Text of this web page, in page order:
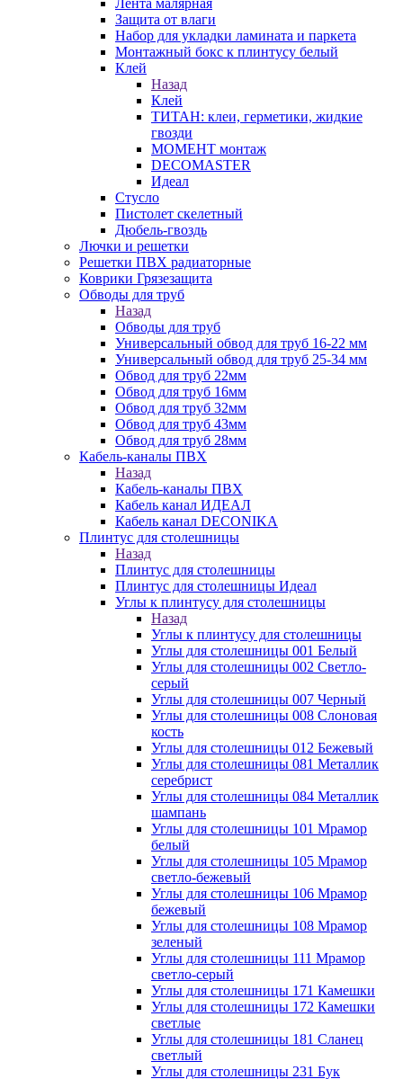
Лента малярная
Защита от влаги
Набор для укладки ламината и паркета
Монтажный бокс к плинтусу белый
Клей
Назад
Клей
ТИТАН: клеи, герметики, жидкие
гвозди
МОМЕНТ монтаж
DECOMASTER
Идеал
Стусло
Пистолет скелетный
Дюбель-гвоздь
Лючки и решетки
Решетки ПВХ радиаторные
Коврики Грязезащита
Обводы для труб
Назад
Обводы для труб
Универсальный обвод для труб 16-22 мм
Универсальный обвод для труб 25-34 мм
Обвод для труб 22мм
Обвод для труб 16мм
Обвод для труб 32мм
Обвод для труб 43мм
Обвод для труб 28мм
Кабель-каналы ПВХ
Назад
Кабель-каналы ПВХ
Кабель канал ИДЕАЛ
Кабель канал DECONIKA
Плинтус для столешницы
Назад
Плинтус для столешницы
Плинтус для столешницы Идеал
Углы к плинтусу для столешницы
Назад
Углы к плинтусу для столешницы
Углы для столешницы 001 Белый
Углы для столешницы 002 Светло-
серый
Углы для столешницы 007 Черный
Углы для столешницы 008 Слоновая
кость
Углы для столешницы 012 Бежевый
Углы для столешницы 081 Металлик
серебрист
Углы для столешницы 084 Металлик
шампань
Углы для столешницы 101 Мрамор
белый
Углы для столешницы 105 Мрамор
светло-бежевый
Углы для столешницы 106 Мрамор
бежевый
Углы для столешницы 108 Мрамор
зеленый
Углы для столешницы 111 Мрамор
светло-серый
Углы для столешницы 171 Камешки
Углы для столешницы 172 Камешки
светлые
Углы для столешницы 181 Сланец
светлый
Углы для столешницы 231 Бук